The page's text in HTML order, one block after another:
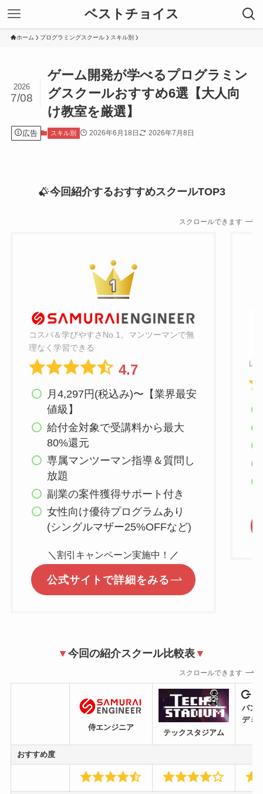
ベストチョイス
ホーム プログラミングスクール スキル別
ゲーム開発が学べるプログラミン
グスクールおすすめ6選【大人向
け教室を厳選】
2026
7/08
広告 スキル別 2026年6月18日 2026年7月8日
今回紹介するおすすめスクールTOP3
スクロールできます
コスパ＆学びやすさNo.1。マンツーマンで無
理なく学習できる
4.7
月4,297円(税込み)〜【業界最安
値級】
給付金対象で受講料から最大
80%還元
専属マンツーマン指導＆質問し
放題
副業の案件獲得サポート付き
女性向け優待プログラムあり
(シングルマザー25%OFFなど)
＼ 割引キャンペーン実施中！ ／
公式サイトで詳細をみる
レ
▼ 今回の紹介スクール比較表 ▼
スクロールできます
侍エンジニア
テックスタジアム
バン
デミ
おすすめ度